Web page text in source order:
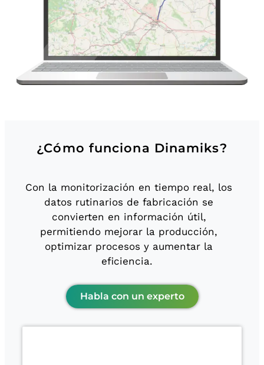
¿Cómo funciona Dinamiks?
Con la monitorización en tiempo real, los
datos rutinarios de fabricación se
convierten en información útil,
permitiendo mejorar la producción,
optimizar procesos y aumentar la
eficiencia.
Habla con un experto